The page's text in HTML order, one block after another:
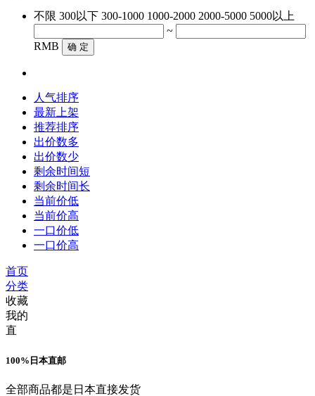
不限 300以下 300-1000 1000-2000 2000-5000 5000以上
~
RMB
确 定
人气排序
最新上架
推荐排序
出价数多
出价数少
剩余时间短
剩余时间长
当前价低
当前价高
一口价低
一口价高
首页
分类
收藏
我的
直
100%日本直邮
全部商品都是日本直接发货